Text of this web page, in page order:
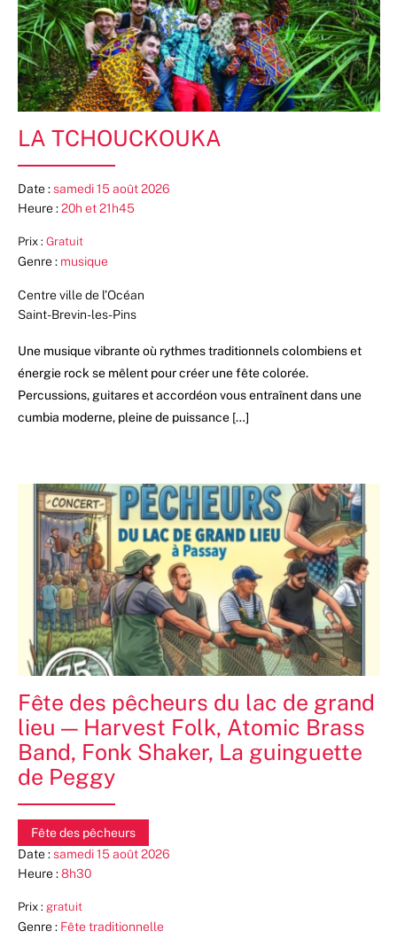
LA TCHOUCKOUKA
Date :samedi 15 août 2026
Heure :20h et 21h45
Prix : Gratuit
Genre : musique
Centre ville de l’Océan
Saint-Brevin-les-Pins
Une musique vibrante où rythmes traditionnels colombiens et
énergie rock se mêlent pour créer une fête colorée.
Percussions, guitares et accordéon vous entraînent dans une
cumbia moderne, pleine de puissance […]
Fête des pêcheurs du lac de grand
lieu — Harvest Folk, Atomic Brass
Band, Fonk Shaker, La guinguette
de Peggy
Fête des pêcheurs
Date :samedi 15 août 2026
Heure :8h30
Prix : gratuit
Genre : Fête traditionnelle